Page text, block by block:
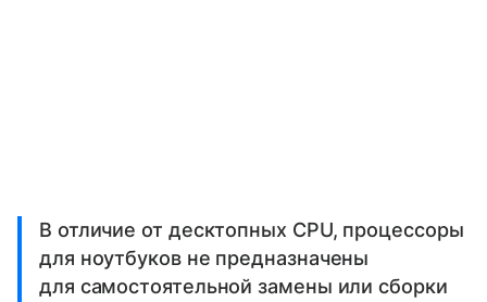
В отличие от десктопных CPU, процессоры
для ноутбуков не предназначены
для самостоятельной замены или сборки